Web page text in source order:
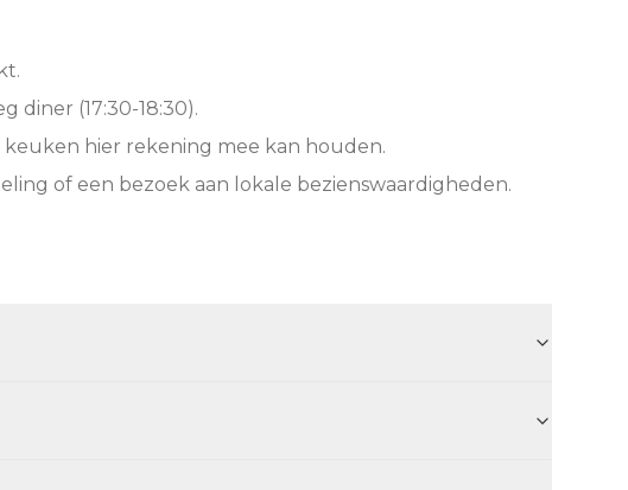
diner (17:30-18:30).
hier rekening mee kan houden.
of een bezoek aan lokale bezienswaardigheden.